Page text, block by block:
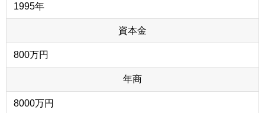
1995年
資本金
800万円
年商
8000万円